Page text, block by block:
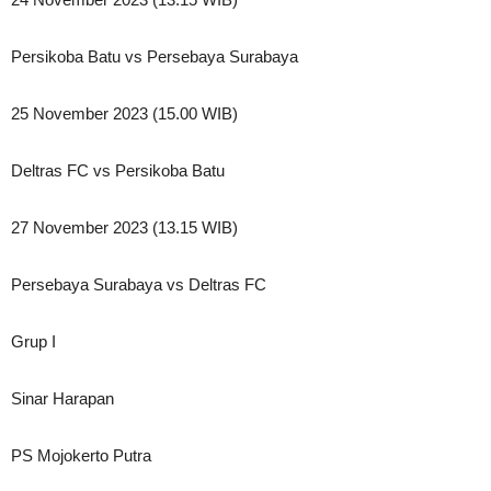
Persikoba Batu vs Persebaya Surabaya
25 November 2023 (15.00 WIB)
Deltras FC vs Persikoba Batu
27 November 2023 (13.15 WIB)
Persebaya Surabaya vs Deltras FC
Grup I
Sinar Harapan
PS Mojokerto Putra